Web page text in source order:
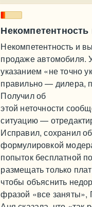
Некомпетентность и
продаже автомобиля.
указанием «не точно
правильно — дилера,
Получил об
этой неточности
ситуацию —
Исправил, сохранил
формулировкой
попыток бесплатной
размещать только
чтобы объяснить
фразой «все заняты»,